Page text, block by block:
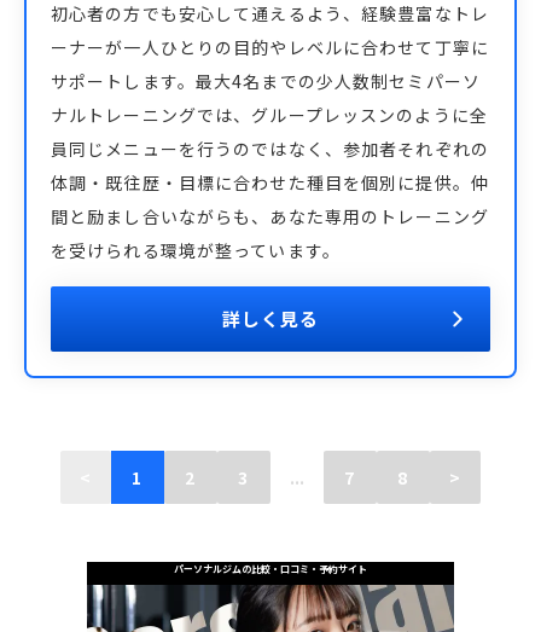
初心者の方でも安心して通えるよう、経験豊富なトレ
ーナーが一人ひとりの目的やレベルに合わせて丁寧に
サポートします。最大4名までの少人数制セミパーソ
ナルトレーニングでは、グループレッスンのように全
員同じメニューを行うのではなく、参加者それぞれの
体調・既往歴・目標に合わせた種目を個別に提供。仲
間と励まし合いながらも、あなた専用のトレーニング
を受けられる環境が整っています。
詳しく見る
1 2 3 ... 7 8 >
パーソナルジムの比較・口コミ・予約サイト